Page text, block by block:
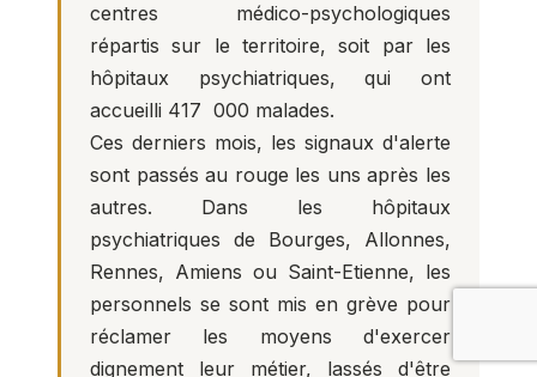
centres médico-psychologiques
répartis sur le territoire, soit par les
hôpitaux psychiatriques, qui ont
accueilli 417 000 malades.
Ces derniers mois, les signaux d'alerte
sont passés au rouge les uns après les
autres. Dans les hôpitaux
psychiatriques de Bourges, Allonnes,
Rennes, Amiens ou Saint-Etienne, les
personnels se sont mis en grève pour
réclamer les moyens d'exercer
dignement leur métier, lassés d'être